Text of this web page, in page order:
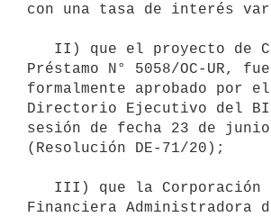
con una tasa de interés
Préstamo N° 5058/OC-UR, fue
formalmente aprobado por el
Directorio Ejecutivo del
sesión de fecha 23 de junio
(Resolución DE-71/20);
Financiera Administradora